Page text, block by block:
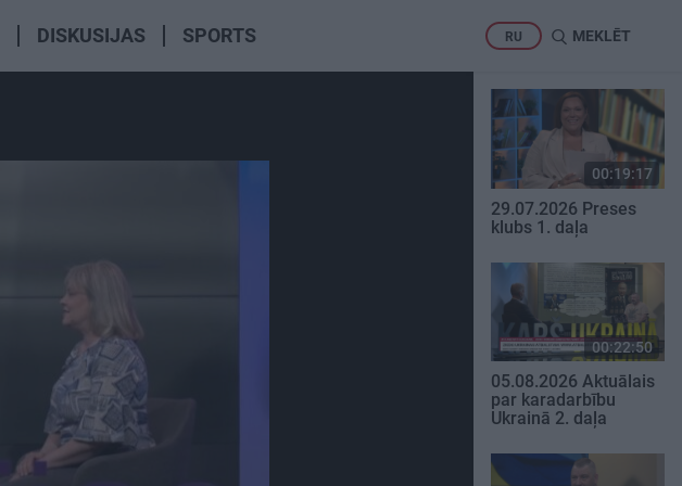
DISKUSIJAS SPORTS RU MEKLĒT
00:19:17
29.07.2026 Preses
klubs 1. daļa
00:22:50
05.08.2026 Aktuālais
par karadarbību
Ukrainā 2. daļa